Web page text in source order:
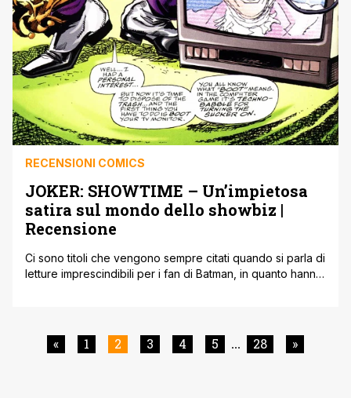
RECENSIONI COMICS
JOKER: SHOWTIME – Un’impietosa
satira sul mondo dello showbiz |
Recensione
Ci sono titoli che vengono sempre citati quando si parla di
letture imprescindibili per i fan di Batman, in quanto hanno
piccole perle e racconti, che invece tendono a [']
« 1 2 3 4 5 ... 28 »